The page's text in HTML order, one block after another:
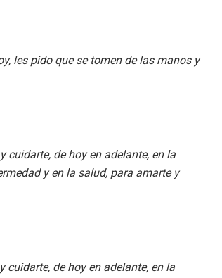
les pido que se tomen de las manos y
cuidarte, de hoy en adelante, en la
y en la salud, para amarte y
cuidarte, de hoy en adelante, en la